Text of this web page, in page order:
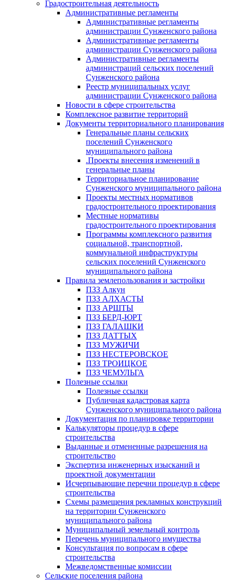
Градостроительная деятельность
Административные регламенты
Административные регламенты
администрации Сунженского района
Административные регламенты
администрации Сунженского района
Административные регламенты
администраций сельских поселений
Сунженского района
Реестр муниципальных услуг
администрации Сунженского района
Новости в сфере строительства
Комплексное развитие территорий
Документы территориального планирования
Генеральные планы сельских
поселений Сунженского
муниципального района
.Проекты внесения изменений в
генеральные планы
Территориальное планирование
Сунженского муниципального района
Проекты местных нормативов
градостроительного проектирования
Местные нормативы
градостроительного проектирования
Программы комплексного развития
социальной, транспортной,
коммунальной инфраструктуры
сельских поселений Сунженского
муниципального района
Правила землепользования и застройки
ПЗЗ Алкун
ПЗЗ АЛХАСТЫ
ПЗЗ АРШТЫ
ПЗЗ БЕРД-ЮРТ
ПЗЗ ГАЛАШКИ
ПЗЗ ДАТТЫХ
ПЗЗ МУЖИЧИ
ПЗЗ НЕСТЕРОВСКОЕ
ПЗЗ ТРОИЦКОЕ
ПЗЗ ЧЕМУЛЬГА
Полезные ссылки
Полезные ссылки
Публичная кадастровая карта
Сунженского муниципального района
Документация по планировке территории
Калькуляторы процедур в сфере
строительства
Выданные и отмененные разрешения на
строительство
Экспертиза инженерных изысканий и
проектной документации
Исчерпывающие перечни процедур в сфере
строительства
Схемы размещения рекламных конструкций
на территории Сунженского
муниципального района
Муниципальный земельный контроль
Перечень муниципального имущества
Консультация по вопросам в сфере
строительства
Межведомственные комиссии
Сельские поселения района